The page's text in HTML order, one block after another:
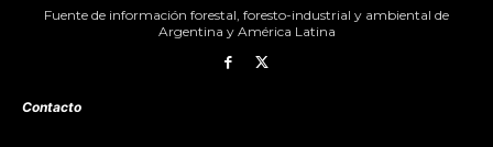
Fuente de información forestal, foresto-industrial y ambiental de
Argentina y América Latina
Contacto